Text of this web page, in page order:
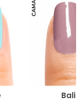
Bali